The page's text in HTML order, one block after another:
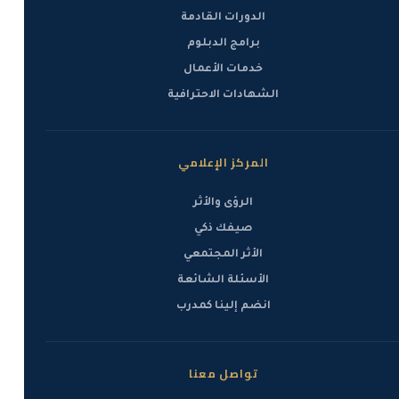
الدورات القادمة
برامج الدبلوم
خدمات الأعمال
الشهادات الاحترافية
المركز الإعلامي
الرؤى والأثر
صيفك ذكي
الأثر المجتمعي
الأسئلة الشائعة
انضم إلينا كمدرب
تواصل معنا